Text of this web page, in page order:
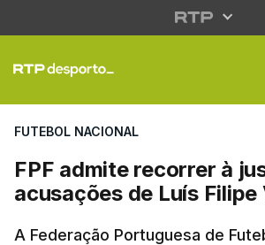
FPF admite
FUTEBOL NACIONAL
FPF admite recorrer à
acusações de Luís Filipe
A Federação Portuguesa de